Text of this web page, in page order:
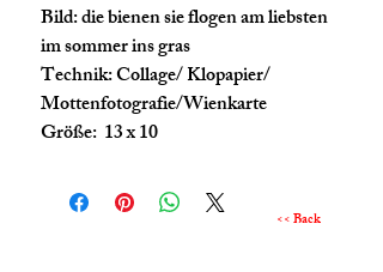
Bild: die bienen sie flogen am liebsten
im sommer ins gras
Technik: Collage/ Klopapier/
Mottenfotografie/Wienkarte
Größe: 13 x 10
<< Back